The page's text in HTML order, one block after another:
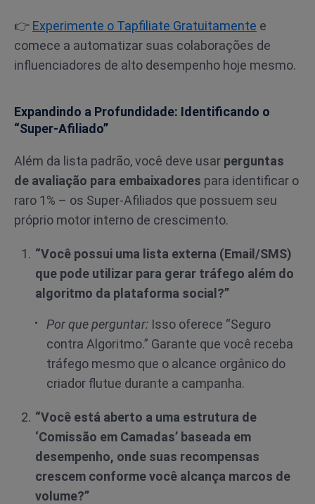
👉 Experimente o Tapfiliate Gratuitamente e
comece a automatizar suas colaborações de
influenciadores de alto desempenho hoje mesmo.
Expandindo a Profundidade: Identificando o
“Super-Afiliado”
Além da lista padrão, você deve usar perguntas
de avaliação para embaixadores para identificar o
raro 1% – os Super-Afiliados que possuem seu
próprio motor interno de crescimento.
“Você possui uma lista externa (Email/SMS)
que pode utilizar para gerar tráfego além do
algoritmo da plataforma social?”
Por que perguntar: Isso oferece “Seguro
contra Algoritmo.” Garante que você receba
tráfego mesmo que o alcance orgânico do
criador flutue durante a campanha.
“Você está aberto a uma estrutura de
‘Comissão em Camadas’ baseada em
desempenho, onde suas recompensas
crescem conforme você alcança marcos de
volume?”